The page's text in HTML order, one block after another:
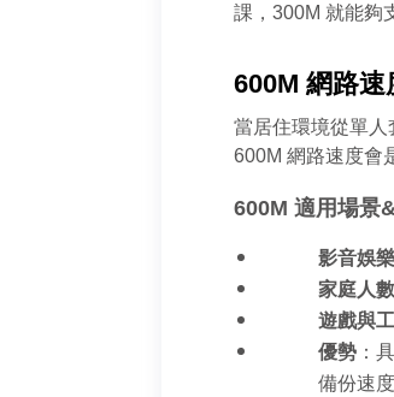
課，300M 就能夠
600M 網路
當居住環境從單人
600M 網路速度會
600M 適用場景
影音娛樂
家庭人數
遊戲與
優勢 ：
備份速